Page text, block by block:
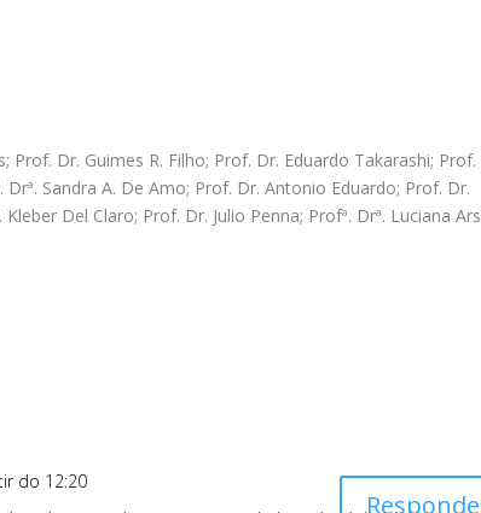
Prof. Dr. Guimes R. Filho; Prof. Dr. Eduardo Takarashi; Prof.
Sandra A. De Amo; Prof. Dr. Antonio Eduardo; Prof. Dr.
Del Claro; Prof. Dr. Julio Penna; Profª. Drª. Luciana
do 12:20